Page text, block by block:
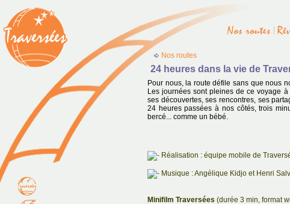
Nos routes
24 heures dans la vie de
Pour nous, la route défile sans que nous
Les journées sont pleines de ce voyage à
ses découvertes, ses rencontres, ses
24 heures passées à nos côtés, trois
bercé... comme un bébé.
Réalisation : équipe mobile de
Musique : Angélique Kidjo et Henri
Minifilm Traversées (durée 3 min, format